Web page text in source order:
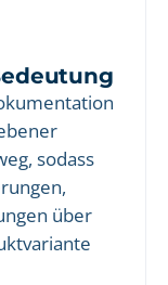
sodass
über